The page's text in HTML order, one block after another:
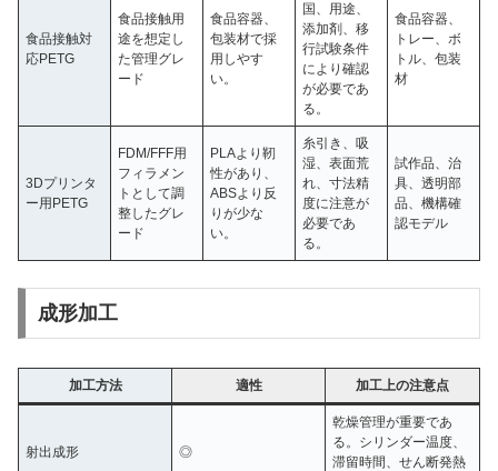
食品接触対
応PETG
食品接触用
途を想定し
た管理グレ
ード
食品容器、
包装材で採
用しやす
い。
国、用途、
添加剤、移
行試験条件
により確認
が必要であ
る。
食品容器、
トレー、ボ
トル、包装
材
3Dプリンタ
ー用PETG
FDM/FFF用
フィラメン
トとして調
整したグレ
ード
PLAより靭
性があり、
ABSより反
りが少な
い。
糸引き、吸
湿、表面荒
れ、寸法精
度に注意が
必要であ
る。
試作品、治
具、透明部
品、機構確
認モデル
成形加工
加工方法 適性 加工上の注意点
射出成形 ◎
乾燥管理が重要であ
る。シリンダー温度、
滞留時間、せん断発熱